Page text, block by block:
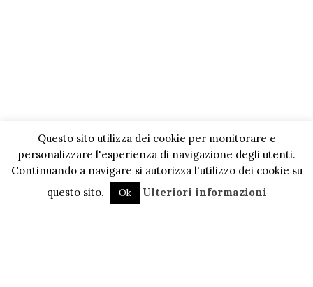
Questo sito utilizza dei cookie per monitorare e
personalizzare l'esperienza di navigazione degli utenti.
Continuando a navigare si autorizza l'utilizzo dei cookie su
questo sito.
Ok Ulteriori informazioni